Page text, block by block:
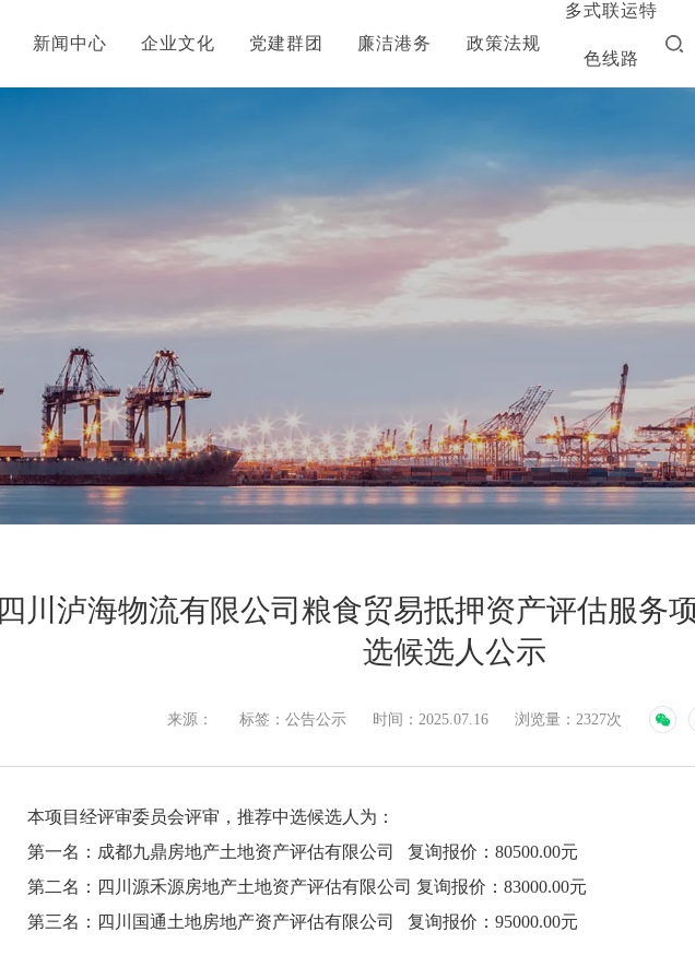
新闻中心 企业文化 党建群团 廉洁港务 政策法规
多式联运特
色线路
四川泸海物流有限公司粮食贸易抵押资产评估服务
选候选人公示
来源： 标签：公告公示 时间：2025.07.16 浏览量：2327次
本项目经评审委员会评审，推荐中选候选人为：
第一名：成都九鼎房地产土地资产评估有限公司 复询报价：80500.00元
第二名：四川源禾源房地产土地资产评估有限公司 复询报价：83000.00元
第三名：四川国通土地房地产资产评估有限公司 复询报价：95000.00元